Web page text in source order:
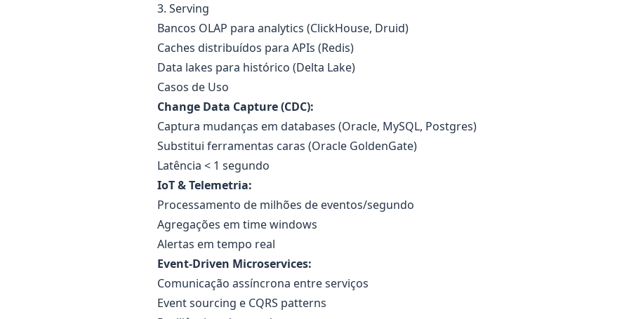
3. Serving
Bancos OLAP para analytics (ClickHouse, Druid)
Caches distribuídos para APIs (Redis)
Data lakes para histórico (Delta Lake)
Casos de Uso
Change Data Capture (CDC):
Captura mudanças em databases (Oracle, MySQL, Postgres)
Substitui ferramentas caras (Oracle GoldenGate)
Latência < 1 segundo
IoT & Telemetria:
Processamento de milhões de eventos/segundo
Agregações em time windows
Alertas em tempo real
Event-Driven Microservices:
Comunicação assíncrona entre serviços
Event sourcing e CQRS patterns